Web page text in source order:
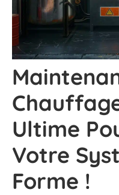
Ultime
Votre
Forme !